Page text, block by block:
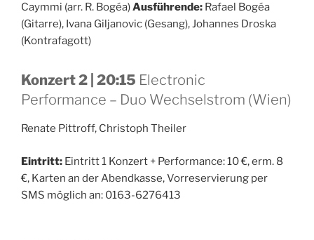
Caymmi (arr. R. Bogéa)Ausführende: Rafael Bogéa
(Gitarre), Ivana Giljanovic (Gesang), Johannes Droska
(Kontrafagott)
Konzert 2 | 20:15 Electronic
Performance – Duo Wechselstrom (Wien)
Renate Pittroff, Christoph Theiler
Eintritt: Eintritt 1 Konzert + Performance: 10 €, erm. 8
€, Karten an der Abendkasse, Vorreservierung per
SMS möglich an: 0163-6276413